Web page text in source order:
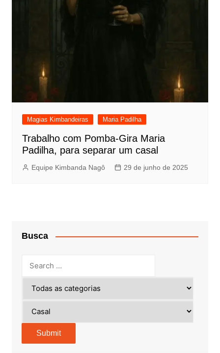
Magias Kimbandeiras Maria Padilha
Trabalho com Pomba-Gira Maria
Padilha, para separar um casal
Equipe Kimbanda Nagô 29 de junho de 2025
Busca